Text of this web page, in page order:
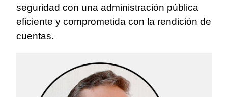
seguridad con una administración pública
eficiente y comprometida con la rendición de
cuentas.